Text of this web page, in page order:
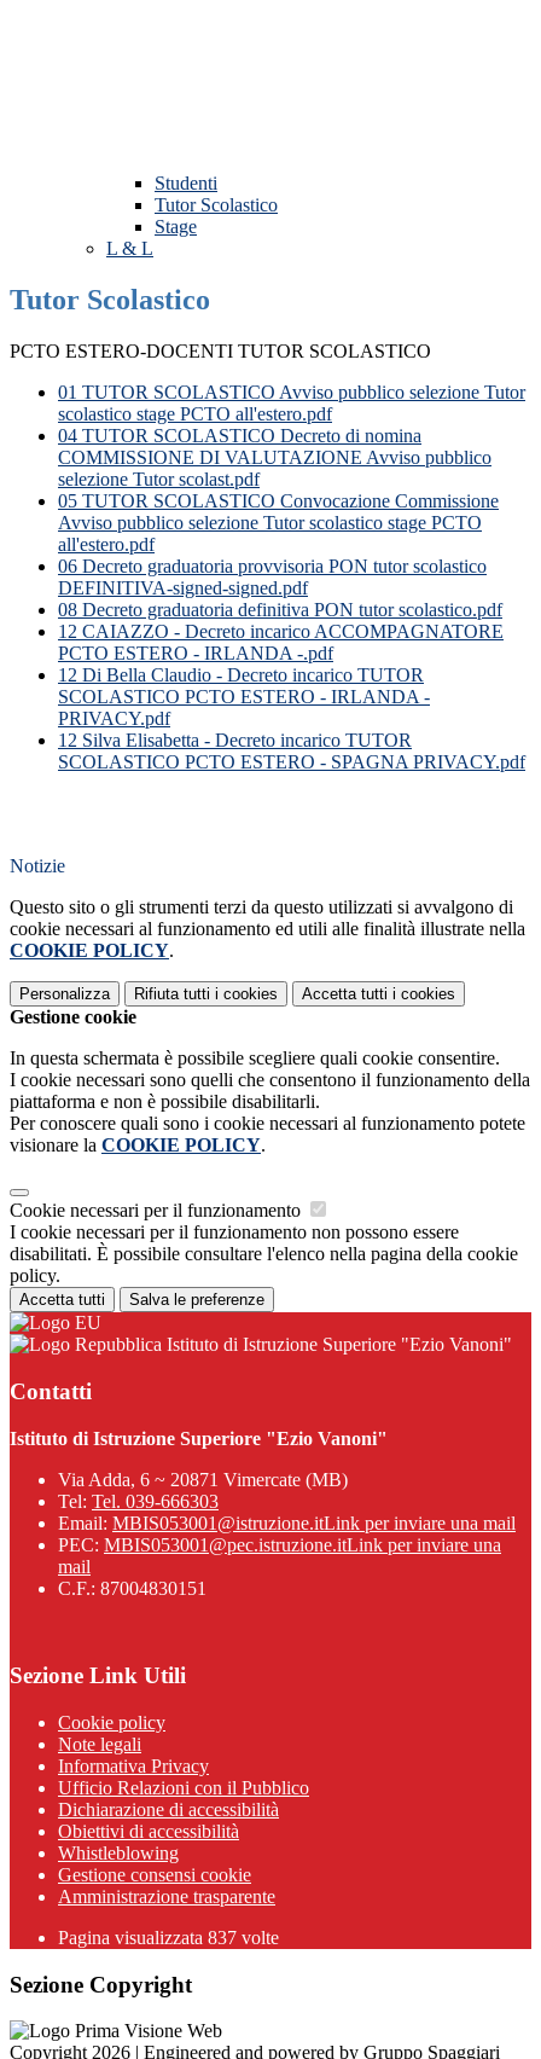
Studenti
Tutor Scolastico
Stage
L & L
Tutor Scolastico
PCTO ESTERO-DOCENTI TUTOR SCOLASTICO
01 TUTOR SCOLASTICO Avviso pubblico selezione Tutor
scolastico stage PCTO all'estero.pdf
04 TUTOR SCOLASTICO Decreto di nomina
COMMISSIONE DI VALUTAZIONE Avviso pubblico
selezione Tutor scolast.pdf
05 TUTOR SCOLASTICO Convocazione Commissione
Avviso pubblico selezione Tutor scolastico stage PCTO
all'estero.pdf
06 Decreto graduatoria provvisoria PON tutor scolastico
DEFINITIVA-signed-signed.pdf
08 Decreto graduatoria definitiva PON tutor scolastico.pdf
12 CAIAZZO - Decreto incarico ACCOMPAGNATORE
PCTO ESTERO - IRLANDA -.pdf
12 Di Bella Claudio - Decreto incarico TUTOR
SCOLASTICO PCTO ESTERO - IRLANDA -
PRIVACY.pdf
12 Silva Elisabetta - Decreto incarico TUTOR
SCOLASTICO PCTO ESTERO - SPAGNA PRIVACY.pdf
Notizie
Questo sito o gli strumenti terzi da questo utilizzati si avvalgono di
cookie necessari al funzionamento ed utili alle finalità illustrate nella
COOKIE POLICY.
Personalizza Rifiuta tutti i cookies Accetta tutti i cookies
Gestione cookie
In questa schermata è possibile scegliere quali cookie consentire.
I cookie necessari sono quelli che consentono il funzionamento della
piattaforma e non è possibile disabilitarli.
Per conoscere quali sono i cookie necessari al funzionamento potete
visionare la COOKIE POLICY.
Cookie necessari per il funzionamento
I cookie necessari per il funzionamento non possono essere
disabilitati. È possibile consultare l'elenco nella pagina della cookie
policy.
Accetta tutti Salva le preferenze
Istituto di Istruzione Superiore "Ezio Vanoni"
Contatti
Istituto di Istruzione Superiore "Ezio Vanoni"
Via Adda, 6 ~ 20871 Vimercate (MB)
Tel: Tel. 039-666303
Email: MBIS053001@istruzione.itLink per inviare una mail
PEC: MBIS053001@pec.istruzione.itLink per inviare una
mail
C.F.: 87004830151
Sezione Link Utili
Cookie policy
Note legali
Informativa Privacy
Ufficio Relazioni con il Pubblico
Dichiarazione di accessibilità
Obiettivi di accessibilità
Whistleblowing
Gestione consensi cookie
Amministrazione trasparente
Pagina visualizzata 837 volte
Sezione Copyright
Copyright 2026 | Engineered and powered by Gruppo Spaggiari